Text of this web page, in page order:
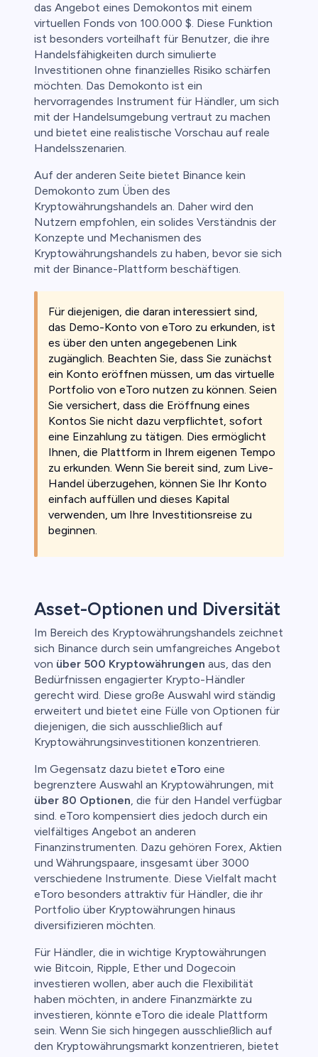
das Angebot eines Demokontos mit einem
virtuellen Fonds von 100.000 $. Diese Funktion
ist besonders vorteilhaft für Benutzer, die ihre
Handelsfähigkeiten durch simulierte
Investitionen ohne finanzielles Risiko schärfen
möchten. Das Demokonto ist ein
hervorragendes Instrument für Händler, um sich
mit der Handelsumgebung vertraut zu machen
und bietet eine realistische Vorschau auf reale
Handelsszenarien.
Auf der anderen Seite bietet Binance kein
Demokonto zum Üben des
Kryptowährungshandels an. Daher wird den
Nutzern empfohlen, ein solides Verständnis der
Konzepte und Mechanismen des
Kryptowährungshandels zu haben, bevor sie sich
mit der Binance-Plattform beschäftigen.
Für diejenigen, die daran interessiert sind,
das Demo-Konto von eToro zu erkunden, ist
es über den unten angegebenen Link
zugänglich. Beachten Sie, dass Sie zunächst
ein Konto eröffnen müssen, um das virtuelle
Portfolio von eToro nutzen zu können. Seien
Sie versichert, dass die Eröffnung eines
Kontos Sie nicht dazu verpflichtet, sofort
eine Einzahlung zu tätigen. Dies ermöglicht
Ihnen, die Plattform in Ihrem eigenen Tempo
zu erkunden. Wenn Sie bereit sind, zum Live-
Handel überzugehen, können Sie Ihr Konto
einfach auffüllen und dieses Kapital
verwenden, um Ihre Investitionsreise zu
beginnen.
Asset-Optionen und Diversität
Im Bereich des Kryptowährungshandels zeichnet
sich Binance durch sein umfangreiches Angebot
von über 500 Kryptowährungen aus, das den
Bedürfnissen engagierter Krypto-Händler
gerecht wird. Diese große Auswahl wird ständig
erweitert und bietet eine Fülle von Optionen für
diejenigen, die sich ausschließlich auf
Kryptowährungsinvestitionen konzentrieren.
Im Gegensatz dazu bietet eToro eine
begrenztere Auswahl an Kryptowährungen, mit
über 80 Optionen, die für den Handel verfügbar
sind. eToro kompensiert dies jedoch durch ein
vielfältiges Angebot an anderen
Finanzinstrumenten. Dazu gehören Forex, Aktien
und Währungspaare, insgesamt über 3000
verschiedene Instrumente. Diese Vielfalt macht
eToro besonders attraktiv für Händler, die ihr
Portfolio über Kryptowährungen hinaus
diversifizieren möchten.
Für Händler, die in wichtige Kryptowährungen
wie Bitcoin, Ripple, Ether und Dogecoin
investieren wollen, aber auch die Flexibilität
haben möchten, in andere Finanzmärkte zu
investieren, könnte eToro die ideale Plattform
sein. Wenn Sie sich hingegen ausschließlich auf
den Kryptowährungsmarkt konzentrieren, bietet